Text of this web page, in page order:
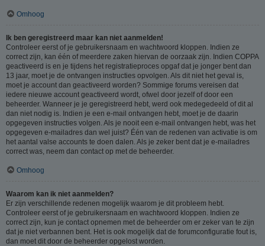
Omhoog
Ik ben geregistreerd maar kan niet aanmelden!
Controleer eerst of je gebruikersnaam en wachtwoord kloppen. Indien ze
correct zijn, kan één of meerdere zaken hiervan de oorzaak zijn. Indien COPPA
geactiveerd is en je tijdens het registratieproces opgaf dat je jonger bent dan
13 jaar, moet je de ontvangen instructies opvolgen. Als dit niet het geval is,
moet je account dan geactiveerd worden? Sommige forums vereisen dat
iedere nieuwe account geactiveerd wordt, ofwel door jezelf of door een
beheerder. Wanneer je je geregistreerd hebt, werd ook medegedeeld of dit al
dan niet nodig is. Indien je een e-mail ontvangen hebt, moet je de daarin
opgegeven instructies volgen. Als je nooit een e-mail ontvangen hebt, was het
opgegeven e-mailadres dan wel juist? Één van de redenen van activatie is om
het aantal valse accounts te doen dalen. Als je zeker bent dat je e-mailadres
correct was, neem dan contact op met de beheerder.
Omhoog
Waarom kan ik niet aanmelden?
Er zijn verschillende redenen mogelijk waarom je dit probleem hebt.
Controleer eerst of je gebruikersnaam en wachtwoord kloppen. Indien ze
correct zijn, kun je contact opnemen met de beheerder om er zeker van te zijn
dat je niet verbannen bent. Het is ook mogelijk dat de forumconfiguratie fout is,
dan moet dit door de beheerder opgelost worden.